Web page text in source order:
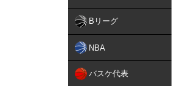
Bリーグ
NBA
バスケ代表